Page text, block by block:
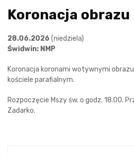
Koronacja obrazu
28.06.2026 (niedziela)
Świdwin: NMP
Koronacja koronami wotywnymi
kościele parafialnym.
Rozpoczęcie Mszy św. o godz. 18.00.
Zadarko.